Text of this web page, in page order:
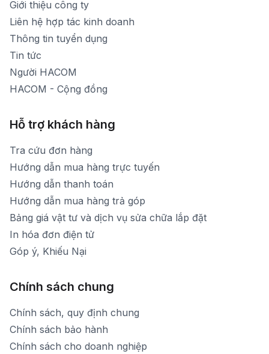
1900 1903 (máy lẻ 160)
[email protected]
Thời gian mở cửa: Từ 8h30-20h hàng ngày
Giới thiệu công ty
Liên hệ hợp tác kinh doanh
Thông tin tuyển dụng
Tin tức
Người HACOM
HACOM - Cộng đồng
Hỗ trợ khách hàng
Tra cứu đơn hàng
Hướng dẫn mua hàng trực tuyến
Hướng dẫn thanh toán
Hướng dẫn mua hàng trả góp
Bảng giá vật tư và dịch vụ sửa chữa lắp đặt
In hóa đơn điện tử
Góp ý, Khiếu Nại
Chính sách chung
Chính sách, quy định chung
Chính sách bảo hành
Chính sách cho doanh nghiệp